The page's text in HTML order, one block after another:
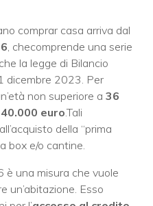
comprar casa arriva dal
, checomprende una serie
la legge di Bilancio
dicembre 2023. Per
non superiore a 36
euro.Tali
della “prima
box e/o cantine.
è una misura che vuole
un’abitazione. Esso